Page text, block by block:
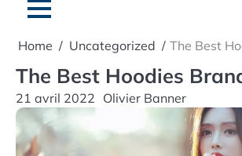
Home Uncategorized The Best
The Best Hoodies
21 avril 2022 Olivier Banner